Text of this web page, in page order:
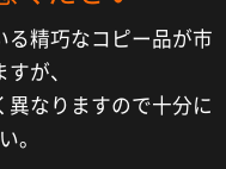
る精巧なコピー品が市
が、
異なりますので十分に
。